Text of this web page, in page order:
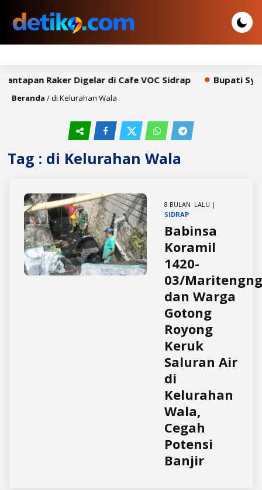
Raker Digelar di Cafe VOC Sidrap Bupati
Beranda /di Kelurahan Wala
Tag : di Kelurahan Wala
8 BULAN LALU |
SIDRAP
Babinsa
Koramil
1420-
03/
dan Warga
Gotong
Royong
Keruk
Saluran Air
di
Kelurahan
Wala,
Cegah
Potensi
Banjir